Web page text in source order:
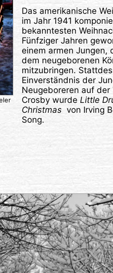
Das amerikanische
im Jahr 1941
bekanntesten
Fünfziger Jahren
einem armen Jungen,
dem neugeborenen
mitzubringen.
Einverständnis der
Neugeboreren auf der
Crosby wurde Little
Christmas von Irving
Song.